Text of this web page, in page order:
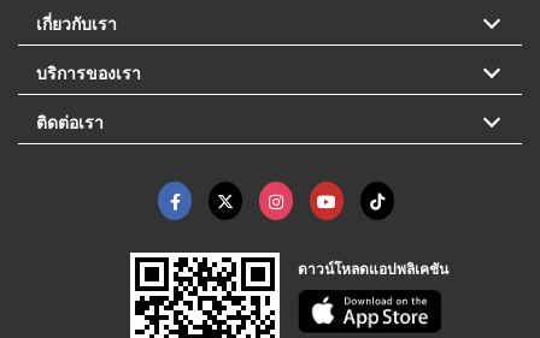
เกี่ยวกับเรา
บริการของเรา
ติดต่อเรา
ดาวน์โหลดแอปพลิเคชัน